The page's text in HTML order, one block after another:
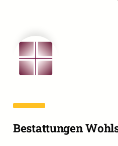
Bestattungen